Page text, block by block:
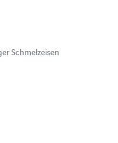
Schmelzeisen